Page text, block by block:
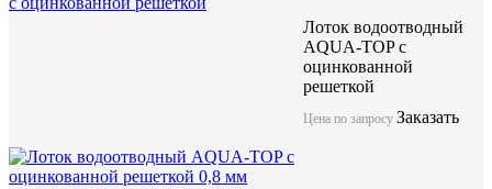
Лоток водоотводный
AQUA-TOP с
оцинкованной
решеткой
Цена по запросу Заказать